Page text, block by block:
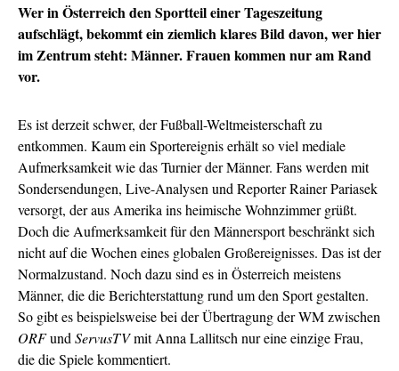
Wer in Österreich den Sportteil einer Tageszeitung
aufschlägt, bekommt ein ziemlich klares Bild davon, wer hier
im Zentrum steht: Männer. Frauen kommen nur am Rand
vor.
Es ist derzeit schwer, der Fußball-Weltmeisterschaft zu
entkommen. Kaum ein Sportereignis erhält so viel mediale
Aufmerksamkeit wie das Turnier der Männer. Fans werden mit
Sondersendungen, Live-Analysen und Reporter Rainer Pariasek
versorgt, der aus Amerika ins heimische Wohnzimmer grüßt.
Doch die Aufmerksamkeit für den Männersport beschränkt sich
nicht auf die Wochen eines globalen Großereignisses. Das ist der
Normalzustand. Noch dazu sind es in Österreich meistens
Männer, die die Berichterstattung rund um den Sport gestalten.
So gibt es beispielsweise bei der Übertragung der WM zwischen
ORFund ServusTVmit Anna Lallitsch nur eine einzige Frau,
die die Spiele kommentiert.